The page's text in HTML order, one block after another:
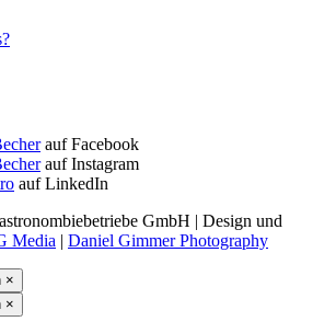
auf Facebook
auf Instagram
auf LinkedIn
GmbH | Design und
Media | Daniel Gimmer Photography
×
×